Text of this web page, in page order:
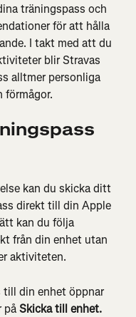
träningspass och
för att hålla
I takt med att du
blir Stravas
alltmer personliga
förmågor.
kan du skicka ditt
direkt till din Apple
kan du följa
från din enhet utan
aktiviteten.
till din enhet öppnar
på Skicka till enhet.